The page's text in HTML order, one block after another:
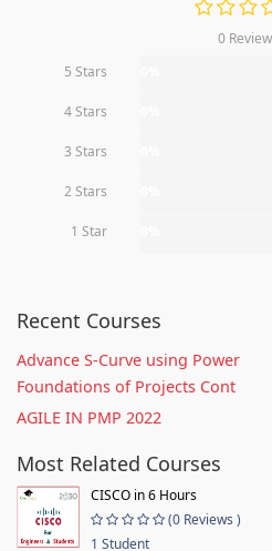
0
5 Stars
4 Stars
3 Stars
2 Stars
1 Star
Recent Courses
Advance S-Curve using Power
Foundations of Projects Cont
AGILE IN PMP 2022
Most Related Courses
CISCO in 6 Hours
(0 Reviews )
1 Student